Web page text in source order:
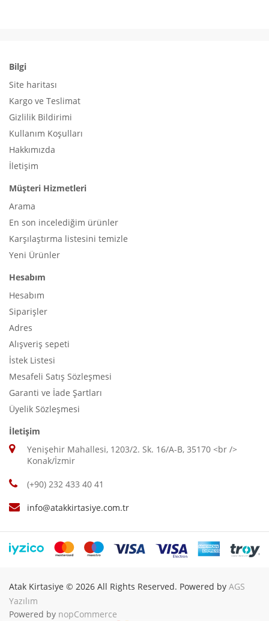
Bilgi
Site haritası
Kargo ve Teslimat
Gizlilik Bildirimi
Kullanım Koşulları
Hakkımızda
İletişim
Müşteri Hizmetleri
Arama
En son incelediğim ürünler
Karşılaştırma listesini temizle
Yeni Ürünler
Hesabım
Hesabım
Siparişler
Adres
Alışveriş sepeti
İstek Listesi
Mesafeli Satış Sözleşmesi
Garanti ve İade Şartları
Üyelik Sözleşmesi
İletişim
Yenişehir Mahallesi, 1203/2. Sk. 16/A-B, 35170 <br />
Konak/İzmir
(+90) 232 433 40 41
info@atakkirtasiye.com.tr
Atak Kirtasiye © 2026 All Rights Reserved. Powered by AGS
Yazılım
Powered by nopCommerce